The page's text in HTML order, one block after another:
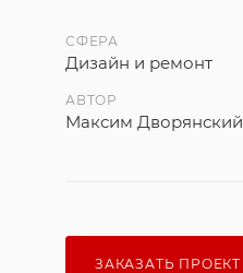
СФЕРА
Дизайн и ремонт
АВТОР
Максим Дворянский
ЗАКАЗАТЬ ПРОЕКТ